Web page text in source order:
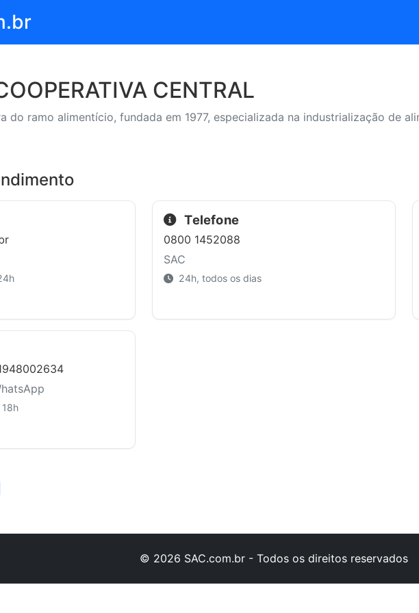
CENTRAL
do ramo alimentício, fundada em 1977, especializada na industrialização de
Telefone
0800 1452088
SAC
24h, todos os dias
© 2026 SAC.com.br - Todos os direitos reservados